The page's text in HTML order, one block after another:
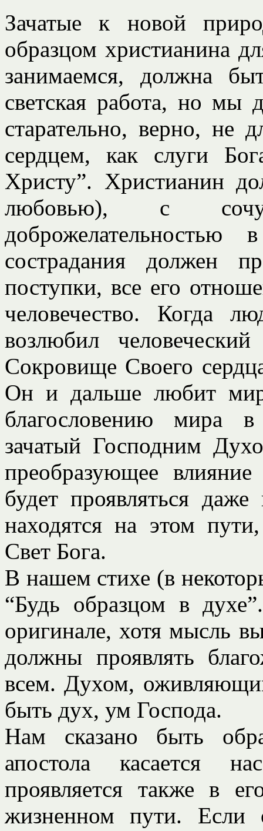
Зачатые к новой
образцом христианина
занимаемся, должна
светская работа, но мы
старательно, верно, не
сердцем, как слуги
Христу”. Христианин
любовью), с
сострадания должен
поступки, все его
человечество. Когда
возлюбил
Сокровище Своего
Он и дальше любит мир
благословению мира
зачатый Господним
преобразующее
будет проявляться
находятся на этом
Свет Бога.
В нашем стихе (в
“Будь образцом в
оригинале, хотя мысль
должны проявлять
всем. Духом,
быть дух, ум Господа.
Нам сказано быть
апостола касается
проявляется также в
жизненном пути.